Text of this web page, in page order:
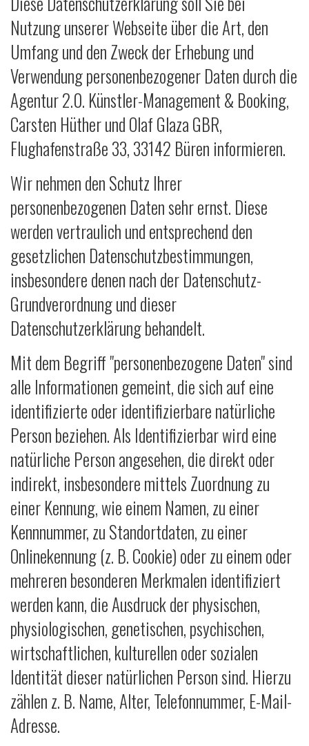
Nutzung unserer Webseite über die Art, den
Umfang und den Zweck der Erhebung und
Verwendung personenbezogener Daten durch die
Agentur 2.0. Künstler-Management & Booking,
Carsten Hüther und Olaf Glaza GBR,
Flughafenstraße 33, 33142 Büren informieren.
Wir nehmen den Schutz Ihrer
personenbezogenen Daten sehr ernst. Diese
werden vertraulich und entsprechend den
gesetzlichen Datenschutzbestimmungen,
insbesondere denen nach der Datenschutz-
Grundverordnung und dieser
Datenschutzerklärung behandelt.
Mit dem Begriff "personenbezogene Daten" sind
alle Informationen gemeint, die sich auf eine
identifizierte oder identifizierbare natürliche
Person beziehen. Als Identifizierbar wird eine
natürliche Person angesehen, die direkt oder
indirekt, insbesondere mittels Zuordnung zu
einer Kennung, wie einem Namen, zu einer
Kennnummer, zu Standortdaten, zu einer
Onlinekennung (z. B. Cookie) oder zu einem oder
mehreren besonderen Merkmalen identifiziert
werden kann, die Ausdruck der physischen,
physiologischen, genetischen, psychischen,
wirtschaftlichen, kulturellen oder sozialen
Identität dieser natürlichen Person sind. Hierzu
zählen z. B. Name, Alter, Telefonnummer, E-Mail-
Adresse.